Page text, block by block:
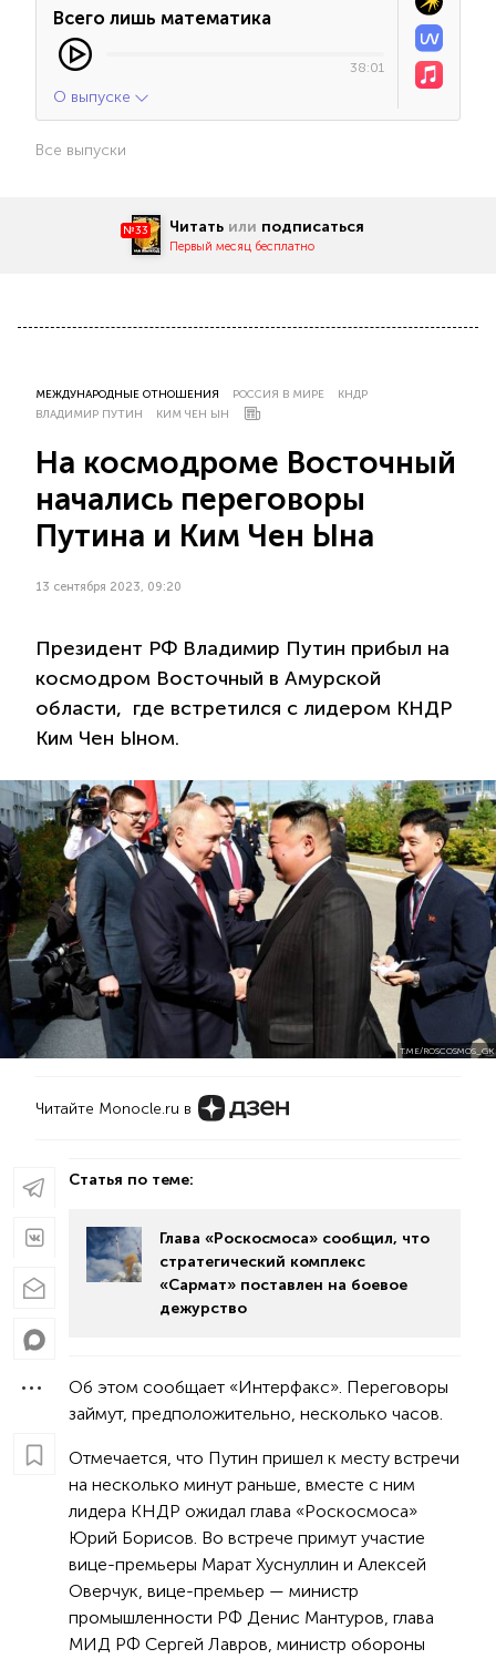
Всего лишь математика
38:01
О выпуске
Все выпуски
№33 Читать или подписаться
Первый месяц бесплатно
МЕЖДУНАРОДНЫЕ ОТНОШЕНИЯ РОССИЯ В МИРЕ
КНДР
ВЛАДИМИР ПУТИН
КИМ ЧЕН ЫН
На космодроме Восточный
начались переговоры
Путина и Ким Чен Ына
13 сентября 2023, 09:20
Президент РФ Владимир Путин прибыл на
космодром Восточный в Амурской
области, где встретился с лидером КНДР
Ким Чен Ыном.
T.ME/ROSCOSMOS_GK
Читайте Monocle.ru в
Статья по теме:
Глава «Роскосмоса» сообщил, что
стратегический комплекс
«Сармат» поставлен на боевое
дежурство
Об этом сообщает «Интерфакс». Переговоры
займут, предположительно, несколько часов.
Отмечается, что Путин пришел к месту встречи
на несколько минут раньше, вместе с ним
лидера КНДР ожидал глава «Роскосмоса»
Юрий Борисов. Во встрече примут участие
вице-премьеры Марат Хуснуллин и Алексей
Оверчук, вице-премьер — министр
промышленности РФ Денис Мантуров, глава
МИД РФ Сергей Лавров, министр обороны